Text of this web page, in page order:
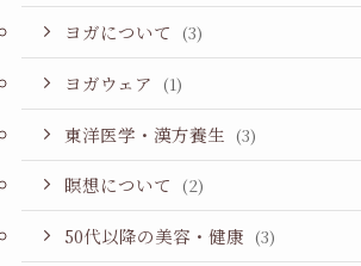
ヨガについて (3)
ヨガウェア (1)
東洋医学・漢方養生 (3)
瞑想について (2)
50代以降の美容・健康 (3)